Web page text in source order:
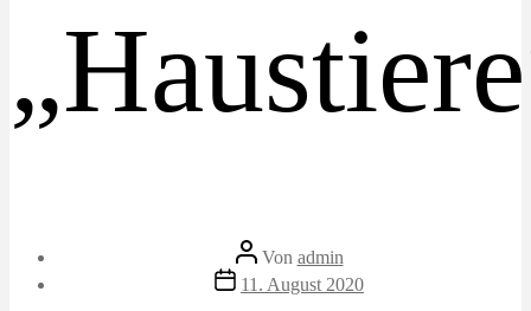
Beitragsautor
Von admin
Veröffentlichungsdatum
11. August 2020